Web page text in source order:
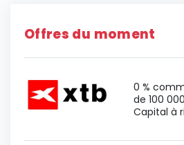
Offres du moment
0 %
de 100
Capital à